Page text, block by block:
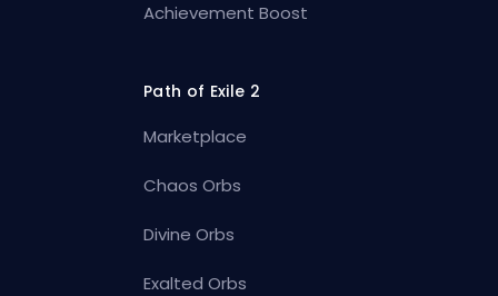
Achievement Boost
Path of Exile 2
Marketplace
Chaos Orbs
Divine Orbs
Exalted Orbs